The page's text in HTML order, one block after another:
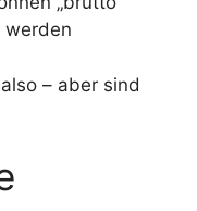
werden
– aber sind